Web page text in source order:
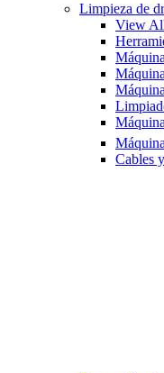
Limpieza de
View
Cables